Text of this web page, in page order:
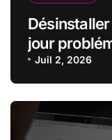
jour
Juil 2, 2026